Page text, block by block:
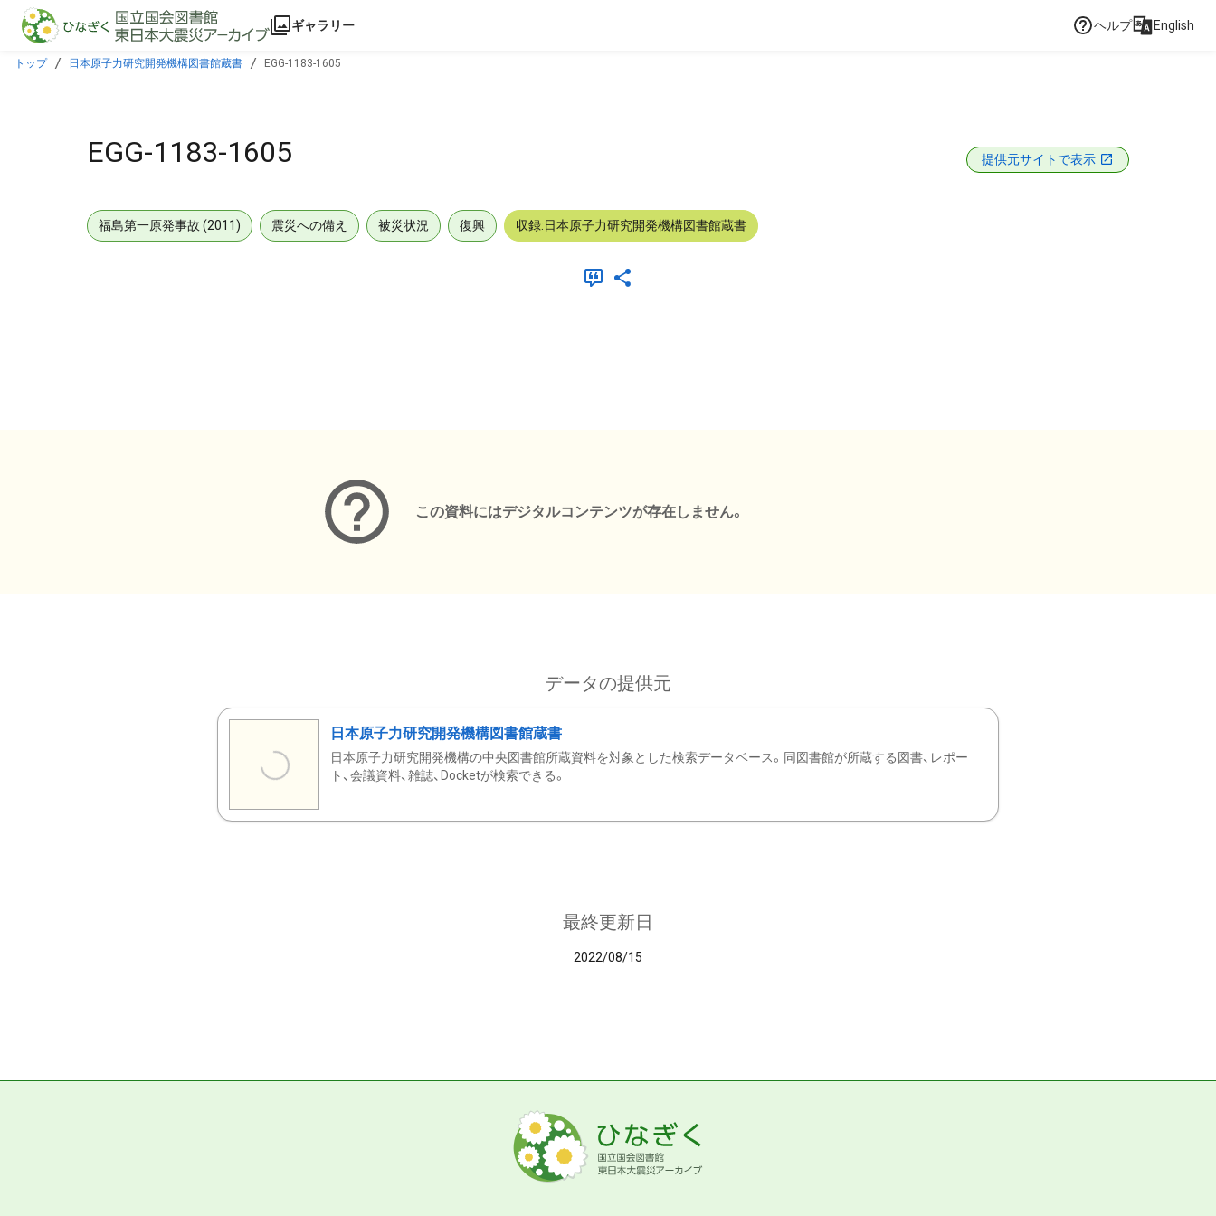
本文に飛ぶ
ギャラリー ヘルプ English
トップ 日本原子力研究開発機構図書館蔵書 EGG-1183-1605
EGG-1183-1605 提供元サイトで表示
福島第一原発事故 (2011) 震災への備え 被災状況 復興 収録:日本原子力研究開発機構図書館蔵書
この資料にはデジタルコンテンツが存在しません。
データの提供元
日本原子力研究開発機構図書館蔵書
日本原子力研究開発機構の中央図書館所蔵資料を対象とした検索データベース。同図書館が所蔵する図書、レポー
ト、会議資料、雑誌、Docketが検索できる。
最終更新日
2022/08/15